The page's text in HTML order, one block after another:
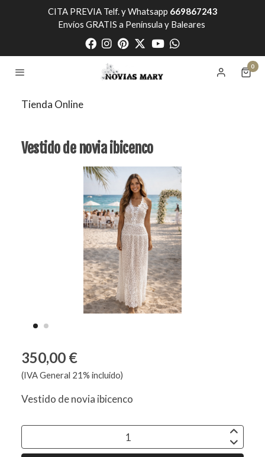
CITA PREVIA Telf. y Whatsapp 669867243
Envíos GRATIS a Península y Baleares
0
Tienda Online
Vestido de novia ibicenco
350,00 €
(IVA General 21% incluido)
Vestido de novia ibicenco